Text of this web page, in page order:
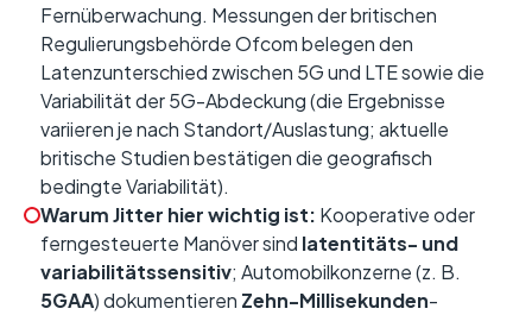
Fernüberwachung. Messungen der britischen
Regulierungsbehörde Ofcom belegen den
Latenzunterschied zwischen 5G und LTE sowie die
Variabilität der 5G-Abdeckung (die Ergebnisse
variieren je nach Standort/Auslastung; aktuelle
britische Studien bestätigen die geografisch
bedingte Variabilität).
Warum Jitter hier wichtig ist: Kooperative oder
ferngesteuerte Manöver sind latentitäts- und
variabilitätssensitiv; Automobilkonzerne (z. B.
5GAA) dokumentieren Zehn-Millisekunden-